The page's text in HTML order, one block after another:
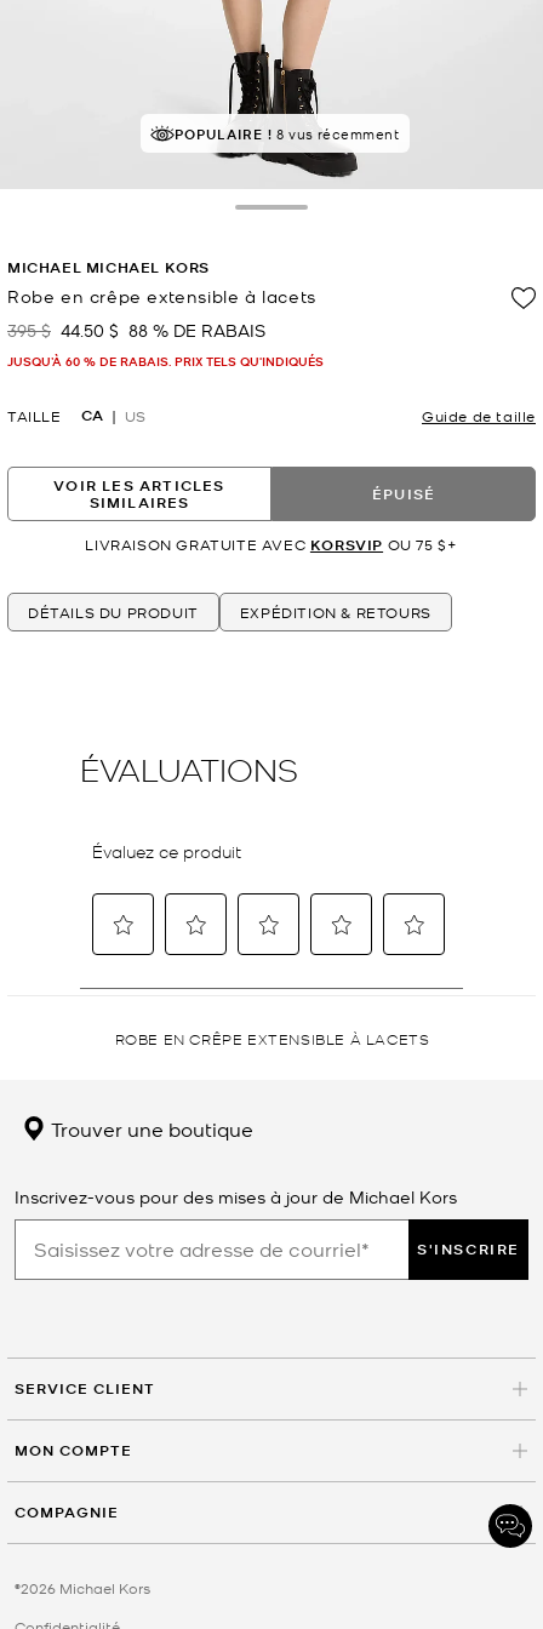
POPULAIRE ! 8 vus récemment
MICHAEL MICHAEL KORS
Robe en crêpe extensible à lacets
était
395 $ maintenant
44.50 $ 88 % DE RABAIS
JUSQU’À 60 % DE RABAIS. PRIX TELS QU'INDIQUÉS
TAILLE CA US Guide de taille
VOIR LES ARTICLES
SIMILAIRES
ÉPUISÉ
LIVRAISON GRATUITE AVEC KORSVIP OU 75 $+
DÉTAILS DU PRODUIT EXPÉDITION & RETOURS
ROBE EN CRÊPE EXTENSIBLE À LACETS
Trouver une boutique
Inscrivez-vous pour des mises à jour de Michael Kors
S'INSCRIRE
SERVICE CLIENT
MON COMPTE
COMPAGNIE
©2026 Michael Kors